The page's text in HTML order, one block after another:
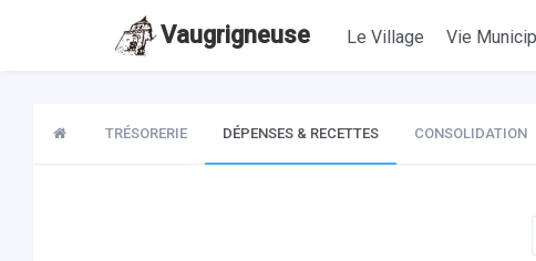
Vaugrigneuse Le Village Vie
TRÉSORERIE DÉPENSES & RECETTES CONSOLIDATION